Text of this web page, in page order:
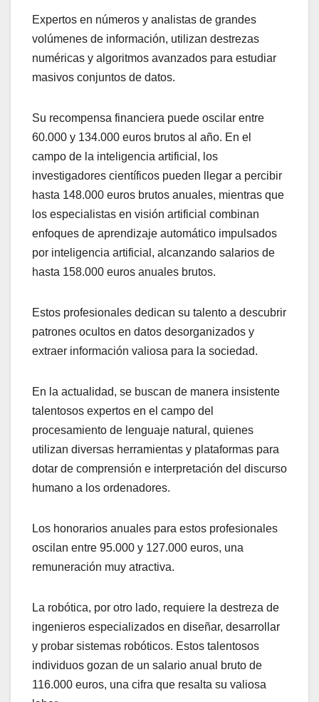
Expertos en números y analistas de grandes
volúmenes de información, utilizan destrezas
numéricas y algoritmos avanzados para estudiar
masivos conjuntos de datos.
Su recompensa financiera puede oscilar entre
60.000 y 134.000 euros brutos al año. En el
campo de la inteligencia artificial, los
investigadores científicos pueden llegar a percibir
hasta 148.000 euros brutos anuales, mientras que
los especialistas en visión artificial combinan
enfoques de aprendizaje automático impulsados
por inteligencia artificial, alcanzando salarios de
hasta 158.000 euros anuales brutos.
Estos profesionales dedican su talento a descubrir
patrones ocultos en datos desorganizados y
extraer información valiosa para la sociedad.
En la actualidad, se buscan de manera insistente
talentosos expertos en el campo del
procesamiento de lenguaje natural, quienes
utilizan diversas herramientas y plataformas para
dotar de comprensión e interpretación del discurso
humano a los ordenadores.
Los honorarios anuales para estos profesionales
oscilan entre 95.000 y 127.000 euros, una
remuneración muy atractiva.
La robótica, por otro lado, requiere la destreza de
ingenieros especializados en diseñar, desarrollar
y probar sistemas robóticos. Estos talentosos
individuos gozan de un salario anual bruto de
116.000 euros, una cifra que resalta su valiosa